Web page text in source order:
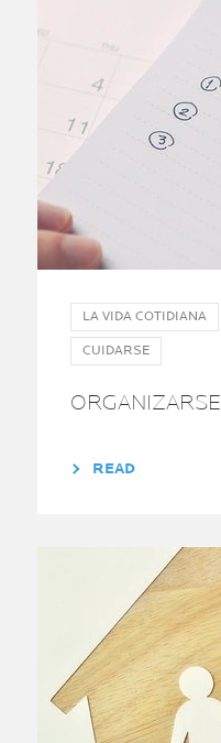
LA VIDA COTIDIANA
CUIDARSE
ORGANIZARSE
READ